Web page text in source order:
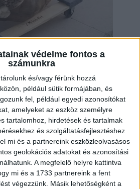
védelme fontos a
számunkra
és/vagy férünk hozzá
például sütik formájában, és
fel, például egyedi azonosítókat
amelyeket az eszköz személyre
tartalomhoz, hirdetések és tartalmak
és szolgáltatásfejlesztéshez
mi és a partnereink eszközleolvasásos
geolokációs adatokat és azonosítási
A megfelelő helyre kattintva
mi és a 1733 partnereink a fent
végezzünk. Másik lehetőségként a
és kialakult egy